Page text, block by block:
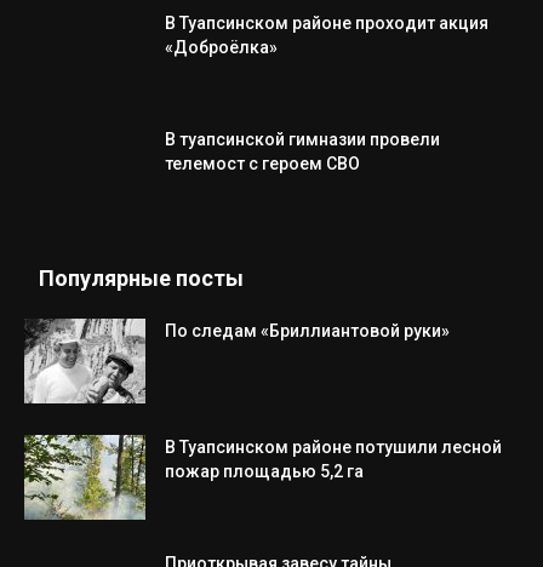
В Туапсинском районе проходит акция
«Доброёлка»
В туапсинской гимназии провели
телемост с героем СВО
Популярные посты
По следам «Бриллиантовой руки»
В Туапсинском районе потушили лесной
пожар площадью 5,2 га